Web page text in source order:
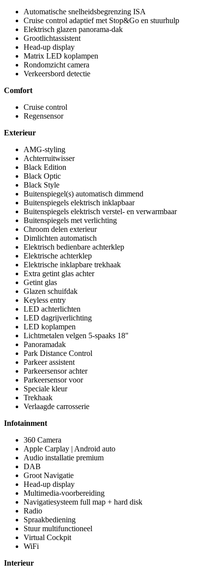
Automatische snelheidsbegrenzing ISA
Cruise control adaptief met Stop&Go en stuurhulp
Elektrisch glazen panorama-dak
Grootlichtassistent
Head-up display
Matrix LED koplampen
Rondomzicht camera
Verkeersbord detectie
Comfort
Cruise control
Regensensor
Exterieur
AMG-styling
Achterruitwisser
Black Edition
Black Optic
Black Style
Buitenspiegel(s) automatisch dimmend
Buitenspiegels elektrisch inklapbaar
Buitenspiegels elektrisch verstel- en verwarmbaar
Buitenspiegels met verlichting
Chroom delen exterieur
Dimlichten automatisch
Elektrisch bedienbare achterklep
Elektrische achterklep
Elektrische inklapbare trekhaak
Extra getint glas achter
Getint glas
Glazen schuifdak
Keyless entry
LED achterlichten
LED dagrijverlichting
LED koplampen
Lichtmetalen velgen 5-spaaks 18"
Panoramadak
Park Distance Control
Parkeer assistent
Parkeersensor achter
Parkeersensor voor
Speciale kleur
Trekhaak
Verlaagde carrosserie
Infotainment
360 Camera
Apple Carplay | Android auto
Audio installatie premium
DAB
Groot Navigatie
Head-up display
Multimedia-voorbereiding
Navigatiesysteem full map + hard disk
Radio
Spraakbediening
Stuur multifunctioneel
Virtual Cockpit
WiFi
Interieur